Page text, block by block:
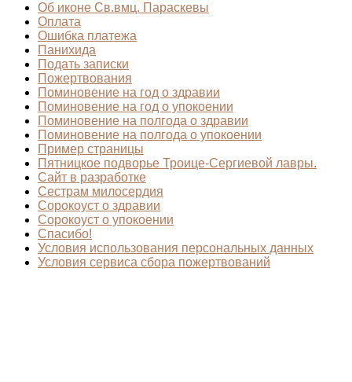
Об иконе Св.вмц. Параскевы
Оплата
Ошибка платежа
Панихида
Подать записки
Пожертвования
Поминовение на год о здравии
Поминовение на год о упокоении​
Поминовение на полгода о здравии
Поминовение на полгода о упокоении
Пример страницы
Пятницкое подворье Троице-Сергиевой лавры.
Сайт в разработке
Сестрам милосердия
Сорокоуст о здравии
Сорокоуст о упокоении
Спасибо!
Условия использования персональных данных
Условия сервиса сбора пожертвований